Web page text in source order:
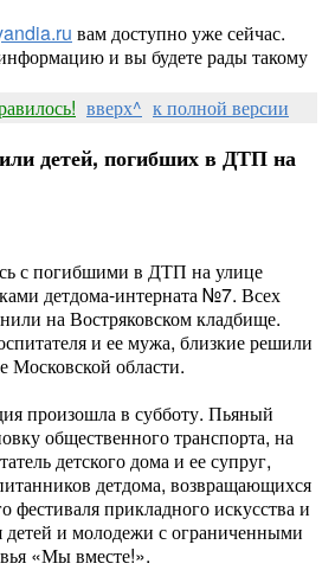
вам доступно уже сейчас.
и вы будете рады такому
вверх^ к полной версии
детей, погибших в ДТП на
с погибшими в ДТП на улице
детдома-интерната №7. Всех
на Востряковском кладбище.
и ее мужа, близкие решили
Московской области.
произошла в субботу. Пьяный
общественного транспорта, на
детского дома и ее супруг,
детдома, возвращающихся
фестиваля прикладного искусства и
детей и молодежи с ограниченными
«Мы вместе!».